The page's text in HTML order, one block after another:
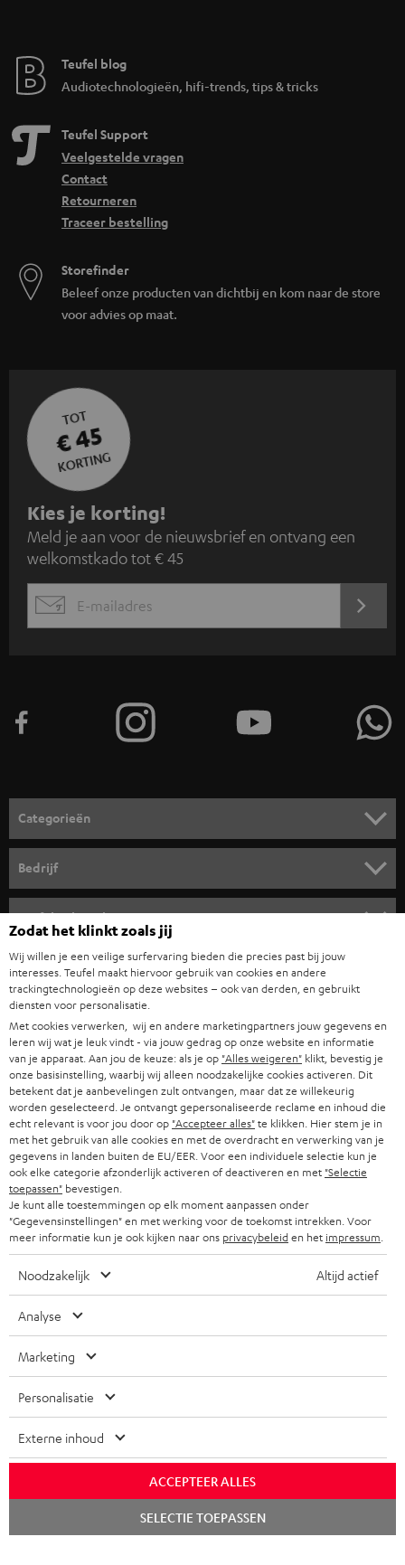
Teufel blog
Audiotechnologieën, hifi-trends, tips & tricks
Teufel Support
Veelgestelde vragen
Contact
Retourneren
Traceer bestelling
Storefinder
Beleef onze producten van dichtbij en kom naar de store
voor advies op maat.
TOT
€ 45
KORTING
A
a
n
m
e
n
o
r
n
i
e
u
w
s
b
r
i
e
f
Kies je korting!
Meld je aan voor de nieuwsbrief en ontvang een
welkomstkado tot € 45
EMAIL
Categorieën
COMPLETE SYSTEMEN
SOUNDBARS
HIFI-SPEAKERS
BLUETOOTH
KOPTELEFOONS
BLUETOOTH KOPTELEFOONS
COMPLETE SETS
SPEAKERS
ULTIMA
IN-EAR
FANSHOP
NIEUWKOMERS
Bedrijf
PERS & MARKETING
B2B
PARTNERPROGRAMMA
BLOG
NEWSLETTER
STORES
TEUFEL VOORDELEN
KADOBON
Teufel online shops
DUITSLAND
OOSTENRIJK
ZWITSERLAND
NEDERLAND
BELGIË
FRANKRIJK
POLEN
ITALIË
USA
ANDERE LANDEN
'Kennelijke' (typ)fouten voorbehouden. De op de foto's afgebeelde
accessoires zijn niet bij de levering inbegrepen. Eventuele
Disclaimer Algemene voorwaarden
Zodat het klinkt zoals jij
Wij willen je een veilige surfervaring bieden die precies past bij jouw
interesses. Teufel maakt hiervoor gebruik van cookies en andere
trackingtechnologieën op deze websites – ook van derden, en gebruikt
diensten voor personalisatie.
Met cookies verwerken, wij en andere marketingpartners jouw gegevens en
leren wij wat je leuk vindt - via jouw gedrag op onze website en informatie
van je apparaat. Aan jou de keuze: als je op "Alles weigeren" klikt, bevestig je
onze basisinstelling, waarbij wij alleen noodzakelijke cookies activeren. Dit
betekent dat je aanbevelingen zult ontvangen, maar dat ze willekeurig
worden geselecteerd. Je ontvangt gepersonaliseerde reclame en inhoud die
echt relevant is voor jou door op "Accepteer alles"te klikken. Hier stem je in
met het gebruik van alle cookies en met de overdracht en verwerking van je
gegevens in landen buiten de EU/EER. Voor een individuele selectie kun je
ook elke categorie afzonderlijk activeren of deactiveren en met "Selectie
toepassen" bevestigen.
Je kunt alle toestemmingen op elk moment aanpassen onder
"Gegevensinstellingen" en met werking voor de toekomst intrekken. Voor
meer informatie kun je ook kijken naar ons privacybeleiden het impressum
Noodzakelijk Altijd actief
Analyse
Marketing
Personalisatie
Externe inhoud
ACCEPTEER ALLES
SELECTIE TOEPASSEN